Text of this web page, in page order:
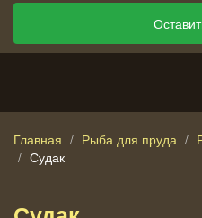
Главная Рыба для пруда
Судак